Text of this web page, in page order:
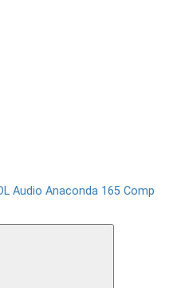
Audio Anaconda 165 Comp